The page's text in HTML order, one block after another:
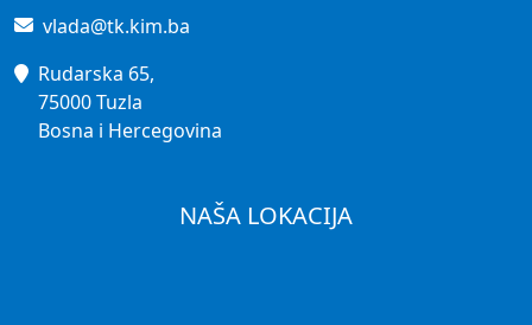
vlada@tk.kim.ba
Rudarska 65,
75000 Tuzla
Bosna i Hercegovina
NAŠA LOKACIJA